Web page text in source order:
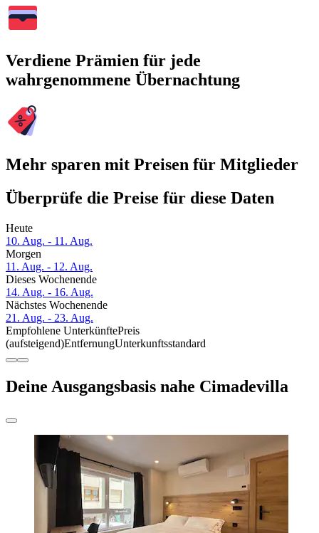
Verdiene Prämien für jede
wahrgenommene Übernachtung
Mehr sparen mit Preisen für Mitglieder
Überprüfe die Preise für diese Daten
Heute
10. Aug. - 11. Aug.
Morgen
11. Aug. - 12. Aug.
Dieses Wochenende
14. Aug. - 16. Aug.
Nächstes Wochenende
21. Aug. - 23. Aug.
Empfohlene UnterkünftePreis
(aufsteigend)EntfernungUnterkunftsstandard
Deine Ausgangsbasis nahe Cimadevilla